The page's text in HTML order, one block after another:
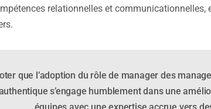
relationnelles et
que l’adoption du rôle de manager des
s’engage humblement dans une